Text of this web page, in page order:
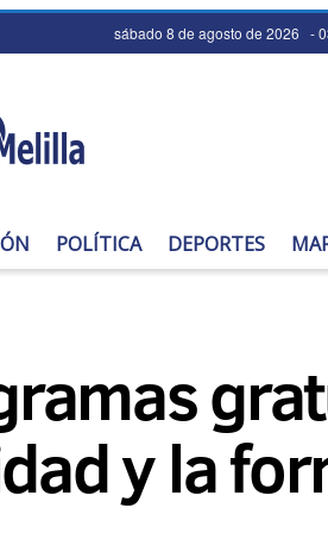
sábado 8 de agosto de 2026 -
POLÍTICA DEPORTES
y la